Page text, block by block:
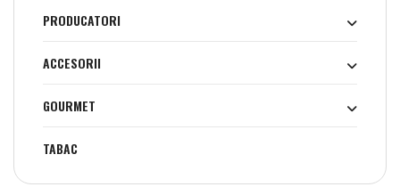
PRODUCATORI
ACCESORII
GOURMET
TABAC